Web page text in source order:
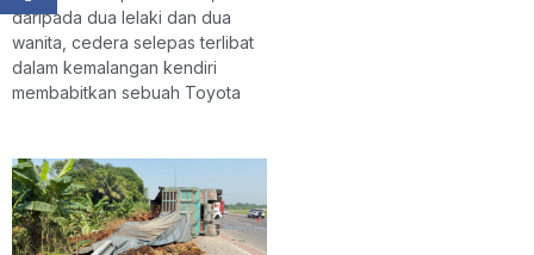
daripada dua lelaki dan dua
wanita, cedera selepas terlibat
dalam kemalangan kendiri
membabitkan sebuah Toyota